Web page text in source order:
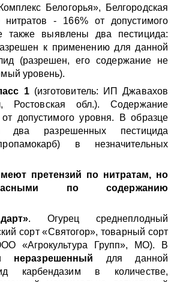
Белогорья», Белгородская
- 166% от допустимого
также выявлены два пестицида:
к применению для данной
(разрешен, его содержание не
уровень).
1(изготовитель: ИП Джавахов
Ростовская обл.). Содержание
допустимого уровня. В образце
два разрешенных пестицида
в незначительных
претензий по нитратам, но
по содержанию
. Огурец среднеплодный
сорт «Святогор», товарный сорт
«Агрокультура Групп», МО). В
неразрешенный для данной
карбендазим в количестве,